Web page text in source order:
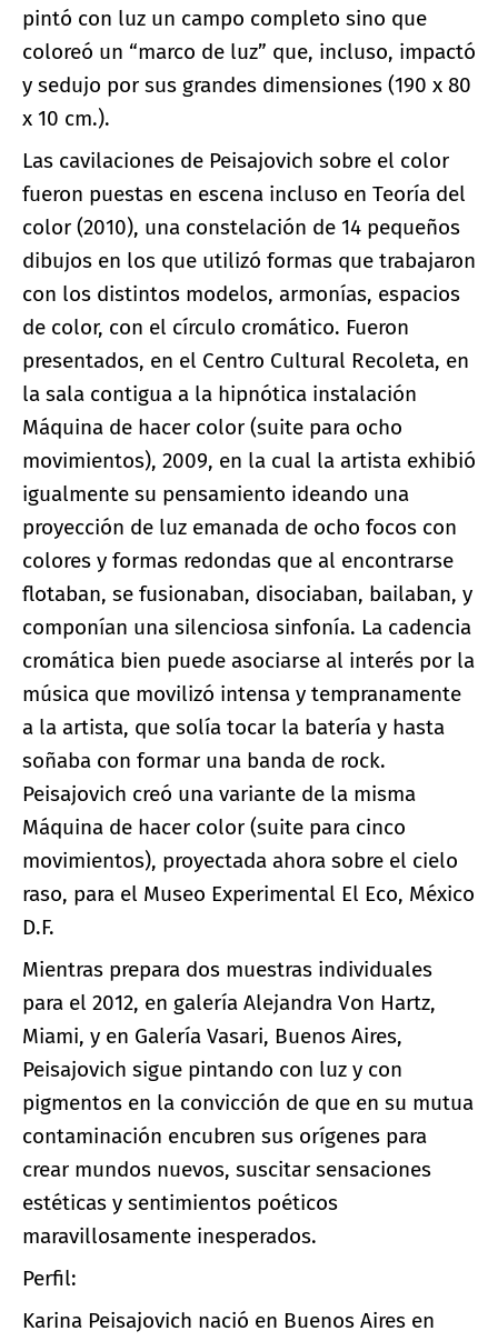
pintó con luz un campo completo sino que
coloreó un “marco de luz” que, incluso, impactó
y sedujo por sus grandes dimensiones (190 x 80
x 10 cm.).
Las cavilaciones de Peisajovich sobre el color
fueron puestas en escena incluso en Teoría del
color (2010), una constelación de 14 pequeños
dibujos en los que utilizó formas que trabajaron
con los distintos modelos, armonías, espacios
de color, con el círculo cromático. Fueron
presentados, en el Centro Cultural Recoleta, en
la sala contigua a la hipnótica instalación
Máquina de hacer color (suite para ocho
movimientos), 2009, en la cual la artista exhibió
igualmente su pensamiento ideando una
proyección de luz emanada de ocho focos con
colores y formas redondas que al encontrarse
flotaban, se fusionaban, disociaban, bailaban, y
componían una silenciosa sinfonía. La cadencia
cromática bien puede asociarse al interés por la
música que movilizó intensa y tempranamente
a la artista, que solía tocar la batería y hasta
soñaba con formar una banda de rock.
Peisajovich creó una variante de la misma
Máquina de hacer color (suite para cinco
movimientos), proyectada ahora sobre el cielo
raso, para el Museo Experimental El Eco, México
D.F.
Mientras prepara dos muestras individuales
para el 2012, en galería Alejandra Von Hartz,
Miami, y en Galería Vasari, Buenos Aires,
Peisajovich sigue pintando con luz y con
pigmentos en la convicción de que en su mutua
contaminación encubren sus orígenes para
crear mundos nuevos, suscitar sensaciones
estéticas y sentimientos poéticos
maravillosamente inesperados.
Perfil:
Karina Peisajovich nació en Buenos Aires en